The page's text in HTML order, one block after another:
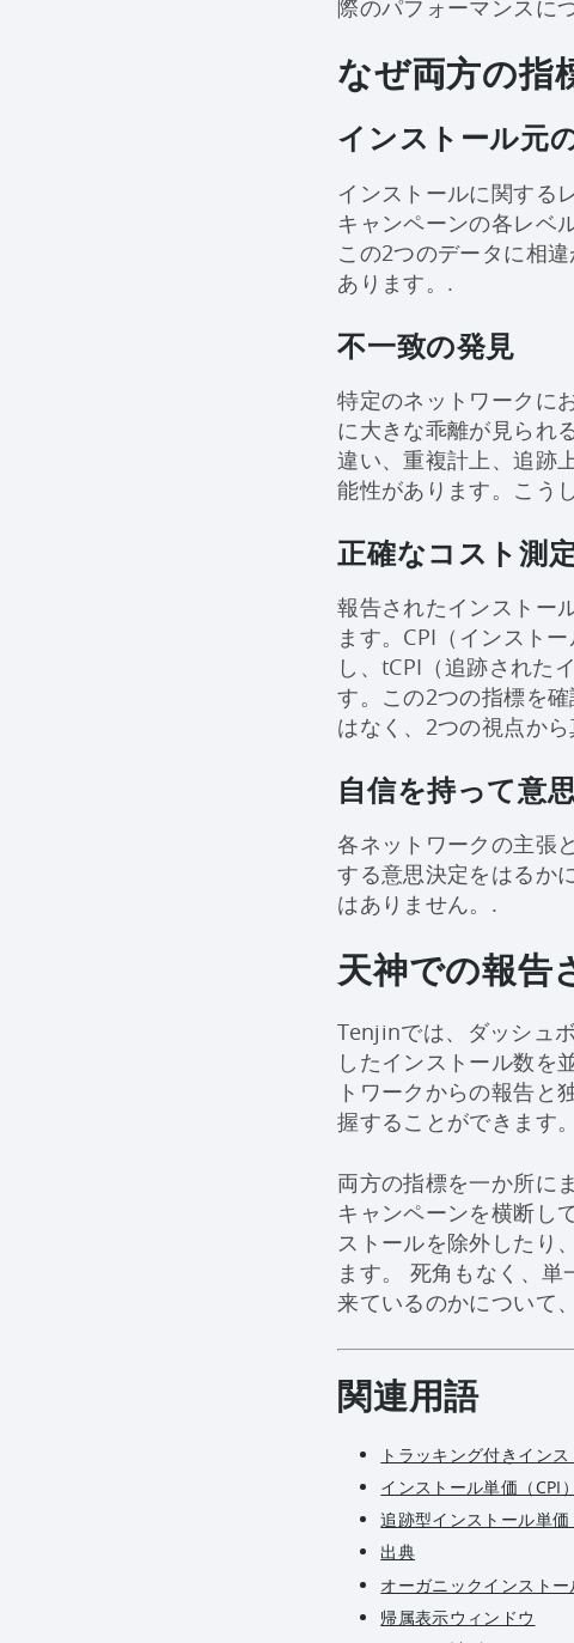
際のパフォーマンスに
なぜ両方の指
インストール元
インストールに関する
キャンペーンの各レベ
この2つのデータに相
あります。.
不一致の発見
特定のネットワークに
に大きな乖離が見られ
違い、重複計上、追跡
能性があります。こう
正確なコスト測
報告されたインストー
ます。CPI（インスト
し、tCPI（追跡された
す。この2つの指標を
はなく、2つの視点か
自信を持って意
各ネットワークの主張
する意思決定をはるか
はありません。.
天神での報告
Tenjinでは、ダッシュ
したインストール数を
トワークからの報告と
握することができます
両方の指標を一か所に
キャンペーンを横断し
ストールを除外したり
ます。 死角もなく、
来ているのかについて
関連用語
トラッキング付きイン
インストール単価（CPI）
追跡型インストール単価
出典
オーガニックインストー
帰属表示ウィンドウ